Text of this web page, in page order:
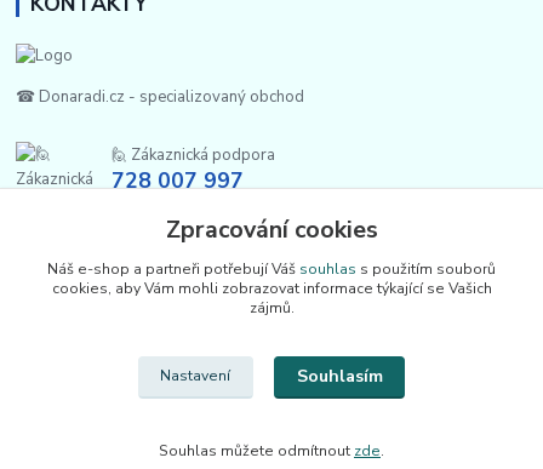
☎ Donaradi.cz - specializovaný obchod
🙋 Zákaznická podpora
728 007 997
Upravit sběr cookies.
REPULSE s.r.o. | www.donaradi.cz | 2015-2026 ©
Zpracování cookies
Náš e-shop a partneři potřebují Váš souhlas s použitím souborů
cookies, aby Vám mohli zobrazovat informace týkající se Vašich
zájmů.
Nastavení Souhlasím
Souhlas můžete odmítnout zde.